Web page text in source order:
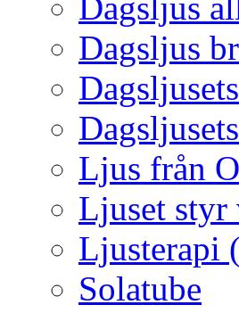
Dagsljus
Ljus från
Ljuset styr
Ljusterapi
Solatube